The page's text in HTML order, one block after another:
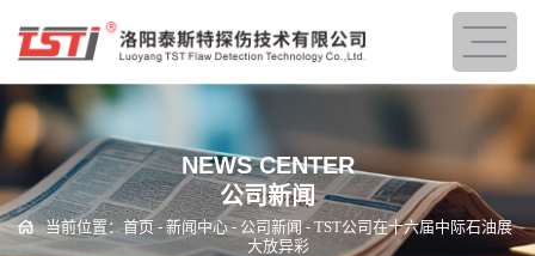
NEWS CENTER
公司新闻
当前位置：首页-新闻中心- 公司新闻- TST公司在十六届中际石油展
大放异彩